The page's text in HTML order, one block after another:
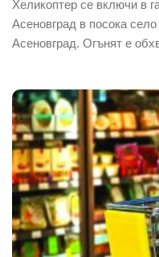
Хеликоптер се включи в
Асеновград в посока
Асеновград. Огънят е